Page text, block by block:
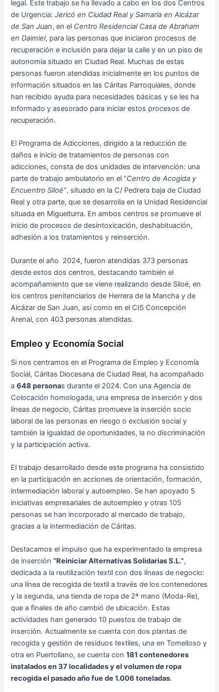
legal. Este trabajo se ha llevado a cabo en los dos Centros
de Urgencia:Jericó en Ciudad Real y Samaría en Alcázar
de San Juan, en el Centro Residencial Casa de Abraham
en Daimiel, para las personas que iniciaron procesos de
recuperación e inclusión para dejar la calle y en un piso de
autonomía situado en Ciudad Real. Muchas de estas
personas fueron atendidas inicialmente en los puntos de
información situados en las Cáritas Parroquiales, donde
han recibido ayuda para necesidades básicas y se les ha
informado y asesorado para iniciar estos procesos de
recuperación.
El Programa de Adicciones, dirigido a la reducción de
daños e inicio de tratamientos de personas con
adicciones, consta de dos unidades de intervención: una
parte de trabajo ambulatorio en el “Centro de Acogida y
Encuentro Siloé”, situado en la C/ Pedrera baja de Ciudad
Real y otra parte, que se desarrolla en la Unidad Residencial
situada en Miguelturra. En ambos centros se promueve el
inicio de procesos de desintoxicación, deshabituación,
adhesión a los tratamientos y reinserción.
Durante el año 2024, fueron atendidas 373 personas
desde estos dos centros, destacando también el
acompañamiento que se viene realizando desde Siloé, en
los centros penitenciarios de Herrera de la Mancha y de
Alcázar de San Juan, así como en el CIS Concepción
Arenal, con 403 personas atendidas.
Empleo y Economía Social
Si nos centramos en el Programa de Empleo y Economía
Social, Cáritas Diocesana de Ciudad Real, ha acompañado
a648 personas durante el 2024. Con una Agencia de
Colocación homologada, una empresa de inserción y dos
líneas de negocio, Cáritas promueve la inserción socio
laboral de las personas en riesgo o exclusión social y
también la igualdad de oportunidades, la no discriminación
y la participación activa.
El trabajo desarrollado desde este programa ha consistido
en la participación en acciones de orientación, formación,
intermediación laboral y autoempleo. Se han apoyado 5
iniciativas empresariales de autoempleo y otras 105
personas se han incorporado al mercado de trabajo,
gracias a la intermediación de Cáritas.
Destacamos el impulso que ha experimentado la empresa
de inserción“Reiniciar Alternativas Solidarias S.L.”,
dedicada a la reutilización textil con dos líneas de negocio:
una línea de recogida de textil a través de los contenedores
y la segunda, una tienda de ropa de 2ª mano (Moda-Re),
que a finales de año cambió de ubicación. Estas
actividades han generado 10 puestos de trabajo de
inserción. Actualmente se cuenta con dos plantas de
recogida y gestión de residuos textiles, una en Tomelloso y
otra en Puertollano, se cuenta con181 contenedores
instalados en 37 localidades y el volumen de ropa
recogida el pasado año fue de 1.006 toneladas.